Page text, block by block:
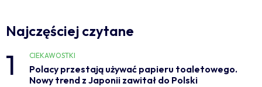
Najczęściej czytane
1 CIEKAWOSTKI
Polacy przestają używać papieru toaletowego.
Nowy trend z Japonii zawitał do Polski